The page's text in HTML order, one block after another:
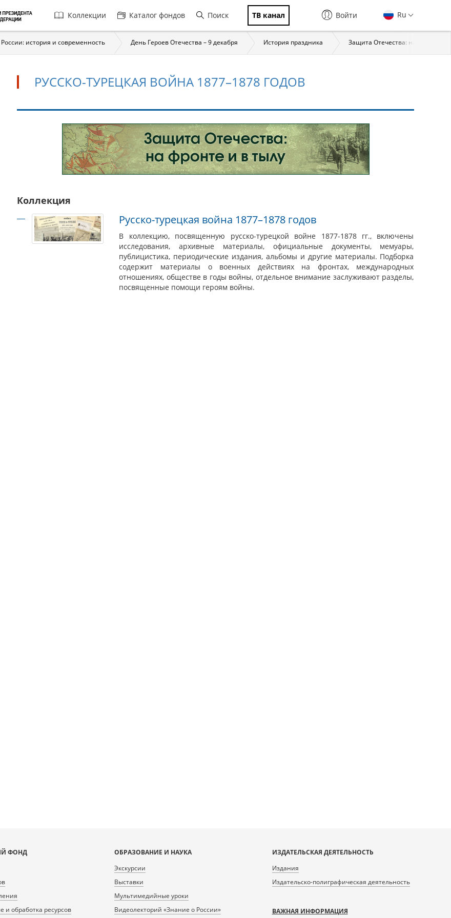
Главная
навигация
Коллекции Каталог фондов Поиск ТВ канал Ru
Войти
история и современность День Героев Отечества – 9 декабря История праздника Защита Отечества: на фронте и
РУССКО-ТУРЕЦКАЯ ВОЙНА 1877–1878 ГОДОВ
турецкая
годов
Коллекция
Русско-турецкая война 1877–1878 годов
В коллекцию, посвященную русско-турецкой войне 1877-1878 гг., включены
исследования, архивные материалы, официальные документы, мемуары,
публицистика, периодические издания, альбомы и другие материалы. Подборка
содержит материалы о военных действиях на фронтах, международных
отношениях, обществе в годы войны, отдельное внимание заслуживают разделы,
посвященные помощи героям войны.
ФОНД
обработка ресурсов
ОБРАЗОВАНИЕ И НАУКА
Экскурсии
Выставки
Мультимедийные уроки
Видеолекторий «Знание о России»
ИЗДАТЕЛЬСКАЯ ДЕЯТЕЛЬНОСТЬ
Издания
Издательско-полиграфическая деятельность
ВАЖНАЯ ИНФОРМАЦИЯ